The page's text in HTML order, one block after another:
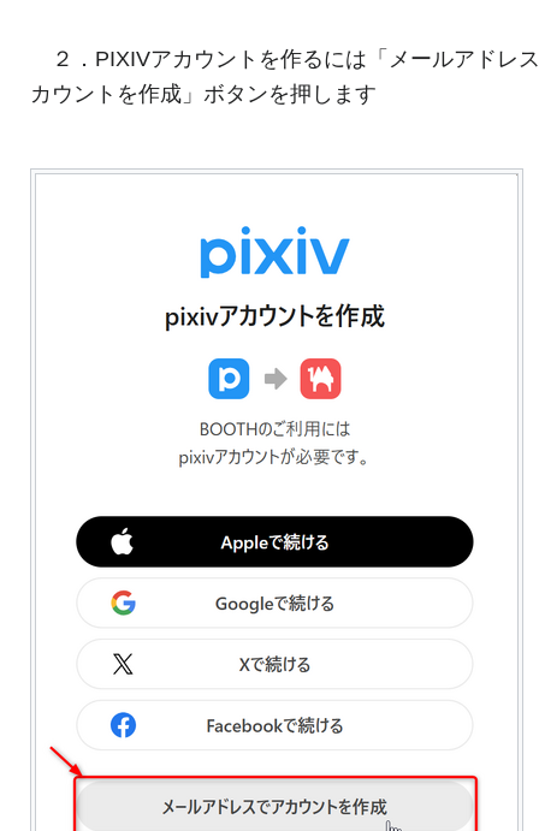
２．PIXIVアカウントを作るには「メールアドレ
カウントを作成」ボタンを押します